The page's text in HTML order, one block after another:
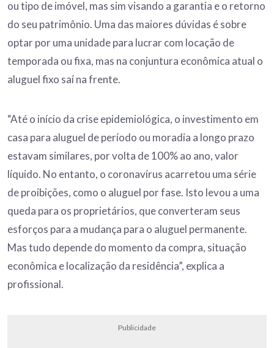
ou tipo de imóvel, mas sim visando a garantia e o retorno
do seu patrimônio. Uma das maiores dúvidas é sobre
optar por uma unidade para lucrar com locação de
temporada ou fixa, mas na conjuntura econômica atual o
aluguel fixo saí na frente.
“Até o início da crise epidemiológica, o investimento em
casa para aluguel de período ou moradia a longo prazo
estavam similares, por volta de 100% ao ano, valor
líquido. No entanto, o coronavírus acarretou uma série
de proibições, como o aluguel por fase. Isto levou a uma
queda para os proprietários, que converteram seus
esforços para a mudança para o aluguel permanente.
Mas tudo depende do momento da compra, situação
econômica e localização da residência”, explica a
profissional.
Publicidade